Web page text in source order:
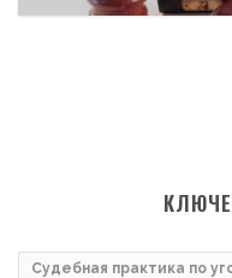
Судебная практика по